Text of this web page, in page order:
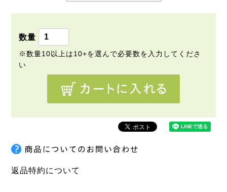
必
返品特約について